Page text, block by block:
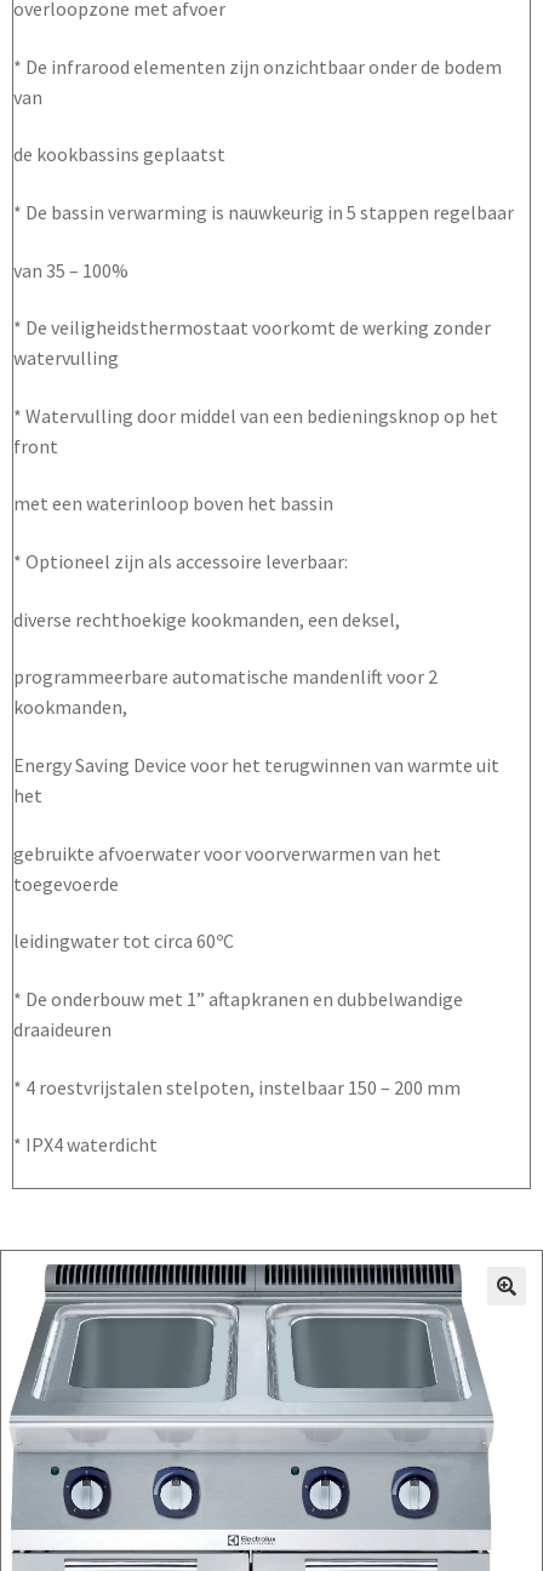
overloopzone met afvoer
* De infrarood elementen zijn onzichtbaar onder de bodem
van
de kookbassins geplaatst
* De bassin verwarming is nauwkeurig in 5 stappen regelbaar
van 35 – 100%
* De veiligheidsthermostaat voorkomt de werking zonder
watervulling
* Watervulling door middel van een bedieningsknop op het
front
met een waterinloop boven het bassin
* Optioneel zijn als accessoire leverbaar:
diverse rechthoekige kookmanden, een deksel,
programmeerbare automatische mandenlift voor 2
kookmanden,
Energy Saving Device voor het terugwinnen van warmte uit
het
gebruikte afvoerwater voor voorverwarmen van het
toegevoerde
leidingwater tot circa 60ºC
* De onderbouw met 1” aftapkranen en dubbelwandige
draaideuren
* 4 roestvrijstalen stelpoten, instelbaar 150 – 200 mm
* IPX4 waterdicht